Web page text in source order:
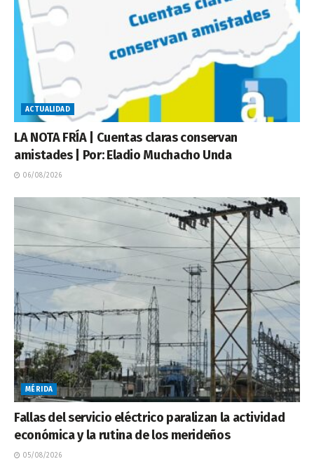
ACTUALIDAD
LA NOTA FRÍA | Cuentas claras conservan
amistades | Por: Eladio Muchacho Unda
06/08/2026
MÉRIDA
Fallas del servicio eléctrico paralizan la actividad
económica y la rutina de los merideños
05/08/2026